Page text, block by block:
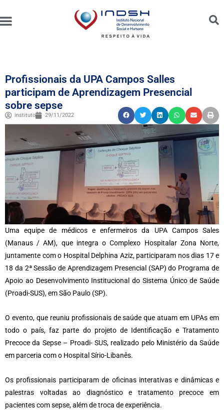
Profissionais da UPA Campos Salles
participam de Aprendizagem Presencial
sobre sepse
instituto 29/11/2022
Uma equipe de médicos e enfermeiros da UPA Campos Sales
(Manaus / AM), que integra o Complexo Hospitalar Zona Norte,
juntamente com o Hospital Delphina Aziz, participaram nos dias 17 e
18 da 2ª Sessão de Aprendizagem Presencial (SAP) do Programa de
Apoio ao Desenvolvimento Institucional do Sistema Único de Saúde
(Proadi-SUS), em São Paulo (SP).
O evento, que reuniu profissionais de saúde que atuam em UPAs em
todo o país, faz parte do projeto de Identificação e Tratamento
Precoce da Sepse – Proadi- SUS, realizado pelo Ministério da Saúde
em parceria com o Hospital Sírio-Libanês.
Os profissionais participaram de oficinas interativas e dinâmicas e
palestras voltadas ao diagnóstico e tratamento precoce em
pacientes com sepse, além de troca de experiência.